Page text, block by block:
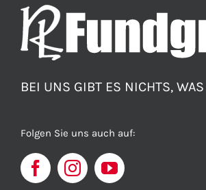
BEI UNS GIBT ES NICHTS,
Folgen Sie uns auch auf: